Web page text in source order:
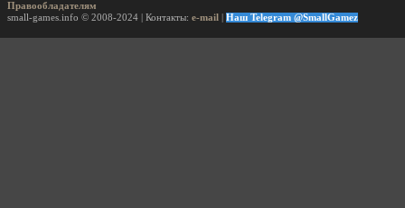
Правообладателям
small-games.info © 2008-2024 | Контакты: e-mail Наш Telegram @SmallGamez